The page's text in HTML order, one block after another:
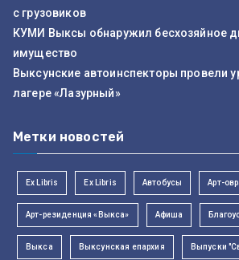
с грузовиков
КУМИ Выксы обнаружил бесхозяйное
имущество
Выксунские автоинспекторы провели
лагере «Лазурный»
Метки новостей
Ex Libris Ex Libris Автобусы Арт-
Арт-резиденция «Выкса» Афиша
Выкса Выксунская епархия Выпуски